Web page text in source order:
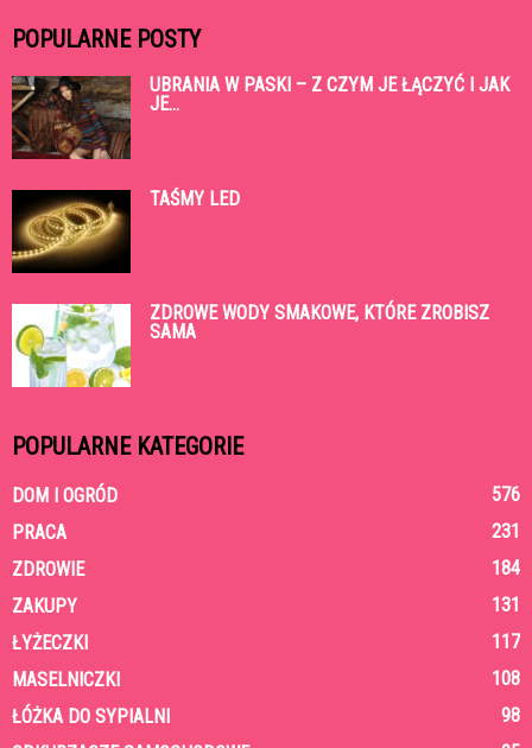
POPULARNE POSTY
UBRANIA W PASKI – Z CZYM JE ŁĄCZYĆ I JAK
JE...
TAŚMY LED
ZDROWE WODY SMAKOWE, KTÓRE ZROBISZ
SAMA
POPULARNE KATEGORIE
DOM I OGRÓD
576
PRACA
231
ZDROWIE
184
ZAKUPY
131
ŁYŻECZKI
117
MASELNICZKI
108
ŁÓŻKA DO SYPIALNI
98